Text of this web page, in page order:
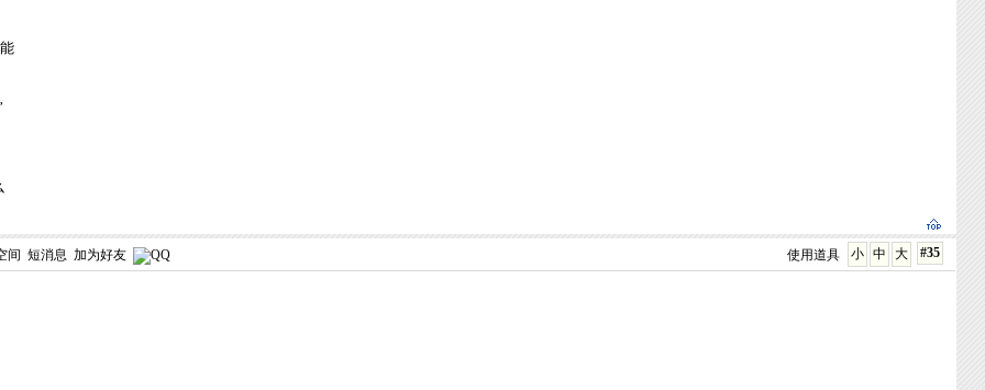
#35
大
中
小
使用道具
间 短消息 加为好友